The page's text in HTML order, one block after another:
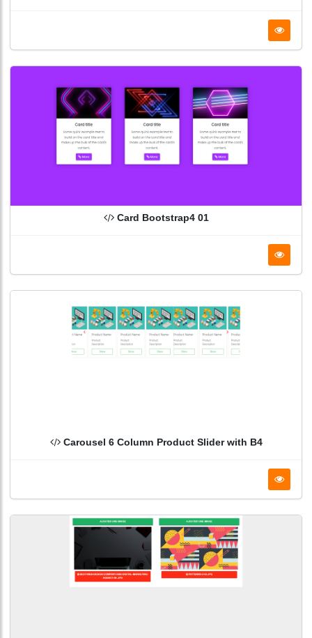
Card Bootstrap4 01
Carousel 6 Column Product Slider with B4